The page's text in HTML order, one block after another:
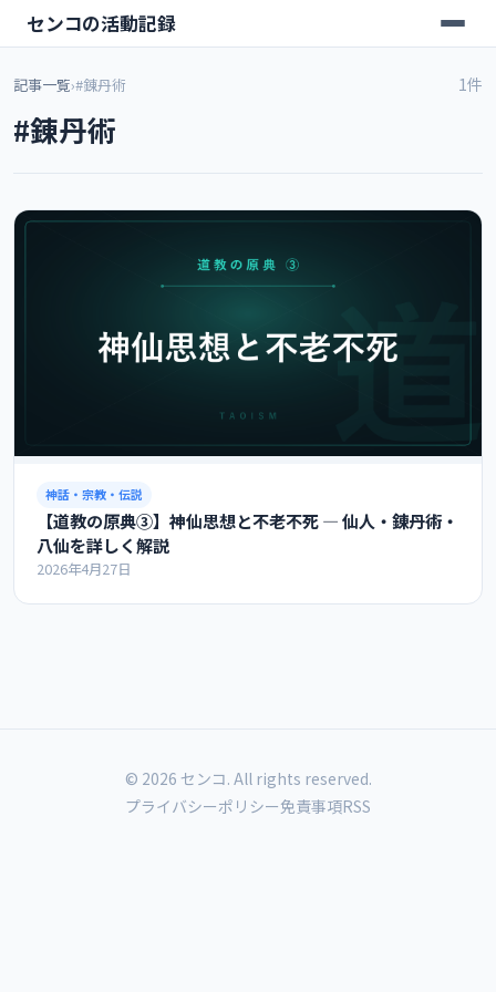
センコの活動記録
記事一覧›#錬丹術
#錬丹術
1件
神話・宗教・伝説
【道教の原典③】神仙思想と不老不死 ― 仙人・錬丹術・
八仙を詳しく解説
2026年4月27日
© 2026 センコ. All rights reserved.
プライバシーポリシー免責事項RSS